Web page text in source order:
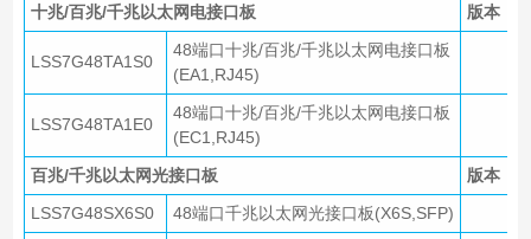
十兆/百兆/千兆以太网电接口板
版本
LSS7G48TA1S0
48端口十兆/百兆/千兆以太网电接口板
(EA1,RJ45)
LSS7G48TA1E0
48端口十兆/百兆/千兆以太网电接口板
(EC1,RJ45)
百兆/千兆以太网光接口板
版本
LSS7G48SX6S0
48端口千兆以太网光接口板(X6S,SFP)